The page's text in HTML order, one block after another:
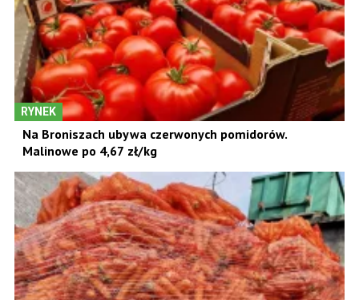
RYNEK
Na Broniszach ubywa czerwonych pomidorów.
Malinowe po 4,67 zł/kg